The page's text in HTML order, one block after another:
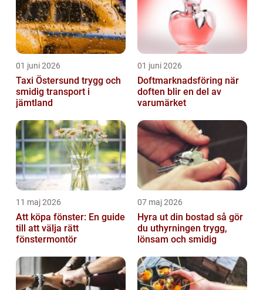
01 juni 2026
Taxi Östersund trygg och
smidig transport i
jämtland
01 juni 2026
Doftmarknadsföring när
doften blir en del av
varumärket
11 maj 2026
Att köpa fönster: En guide
till att välja rätt
fönstermontör
07 maj 2026
Hyra ut din bostad så gör
du uthyrningen trygg,
lönsam och smidig